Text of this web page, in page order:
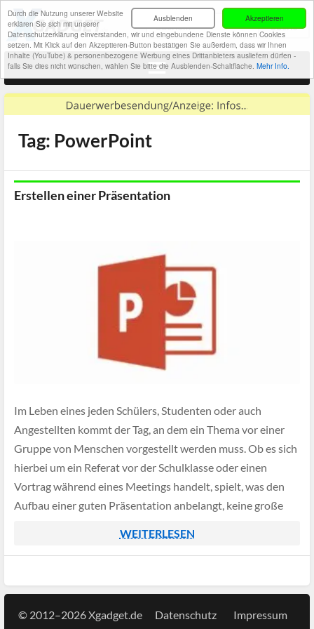
Akzeptieren
Ausblenden
Durch die Nutzung unserer Website
erklären Sie sich mit unserer
Datenschutzerklärung einverstanden, wir und eingebundene Dienste können Cookies
setzen. Mit Klick auf den Akzeptieren-Button bestätigen Sie außerdem, dass wir Ihnen
Inhalte (YouTube) & personenbezogene Werbung eines Drittanbieters ausliefern dürfen -
falls Sie dies nicht wünschen, wählen Sie bitte die Ausblenden-Schaltfläche. Mehr Info.
Tag: PowerPoint
Erstellen einer Präsentation
Im Leben eines jeden Schülers, Studenten oder auch
Angestellten kommt der Tag, an dem ein Thema vor einer
Gruppe von Menschen vorgestellt werden muss. Ob es sich
hierbei um ein Referat vor der Schulklasse oder einen
Vortrag während eines Meetings handelt, spielt, was den
Aufbau einer guten Präsentation anbelangt, keine große
WEITERLESEN
© 2012–2026 Xgadget.de Datenschutz Impressum